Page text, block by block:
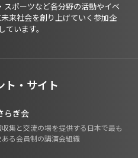
ポーツなど各分野の活動やイベ
来社会を創り上げていく参加企
ています。
ト・サイト
らぎ会
集と交流の場を提供する日本で最も
ある会員制の講演会組織